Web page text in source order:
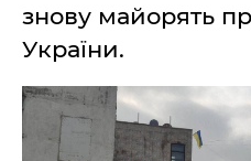
Здоровье
Украина
Спорт
Культура
Война на Донбассе и в
Крыму
"ДНР"
знову майорять
України.